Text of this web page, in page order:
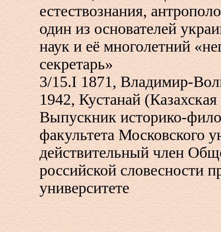
естествознания,
один из основателей
наук и её многолетний
секретарь»
3/15.I 1871, Владимир-
1942, Кустанай
Выпускник историко-
факультета Московского
действительный член
российской словесности
университете